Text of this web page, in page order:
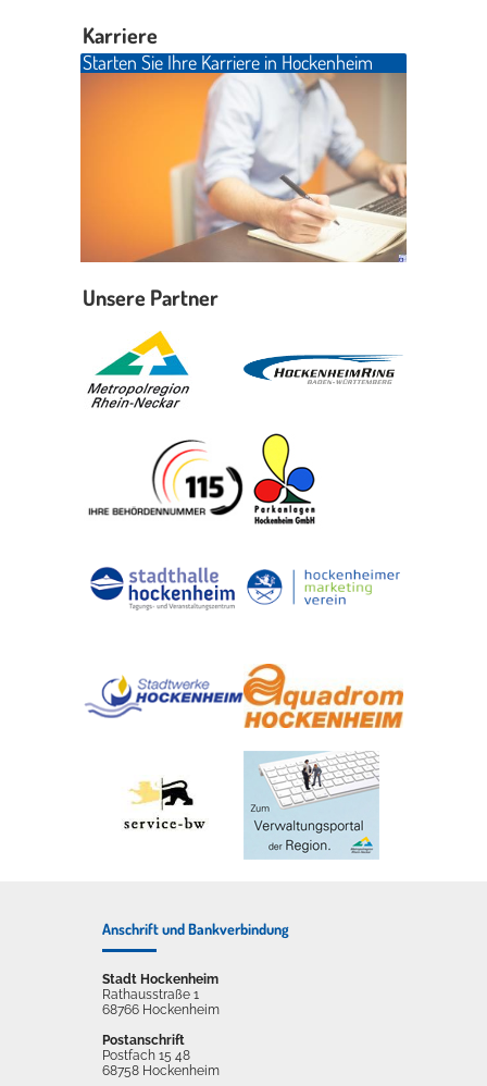
Karriere
Starten Sie Ihre Karriere in Hockenheim
Unsere Partner
Anschrift und Bankverbindung
Stadt Hockenheim
Rathausstraße 1
68766 Hockenheim
Postanschrift
Postfach 15 48
68758 Hockenheim